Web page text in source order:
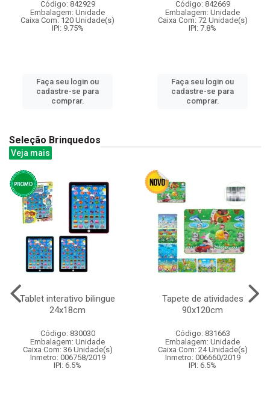
Código: 842929
Embalagem: Unidade
Caixa Com: 120 Unidade(s)
IPI: 9.75%
Faça seu login ou
cadastre-se para
comprar.
Código: 842669
Embalagem: Unidade
Caixa Com: 72 Unidade(s)
IPI: 7.8%
Faça seu login ou
cadastre-se para
comprar.
Seleção Brinquedos
Veja mais
Tablet interativo bilingue
24x18cm
Código: 830030
Embalagem: Unidade
Caixa Com: 36 Unidade(s)
Inmetro: 006758/2019
IPI: 6.5%
Tapete de atividades
90x120cm
Código: 831663
Embalagem: Unidade
Caixa Com: 24 Unidade(s)
Inmetro: 006660/2019
IPI: 6.5%